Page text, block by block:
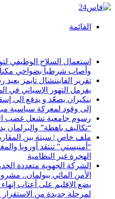
القائمة
استعمال السلاح الوظيفي
وأصاب شرطياً بضواحي
تقرير الفايننشال تايمز
يفرمل التهور الإسباني في
بنكيران يصعّد و يدفع الى
إلى وقود لمعركة سياسية
رسوم جامعية تشعل غضب
“تكاليف باهظة” والبرلمان
ملف خاص | سبتة بين المقاربة
“أمنيستي” تنتقد أوروبا
الهجرة غير النظامية
الشركة الجهوية متعددة
يضع الإقليم على أعتاب
لمرحلة جديدة من الاستقرار